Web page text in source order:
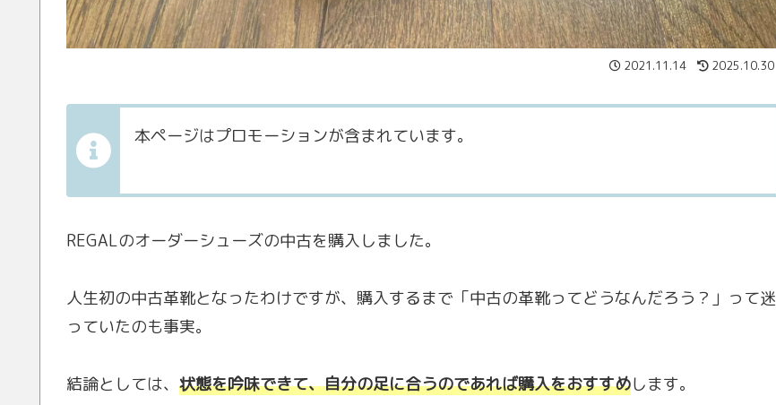
2021.11.14 2025.10.30
本ページはプロモーションが含まれています。
REGALのオーダーシューズの中古を購入しました。
人生初の中古革靴となったわけですが、購入するまで「中古の革靴ってどうなんだろう？」って迷
っていたのも事実。
結論としては、 状態を吟味できて、自分の足に合うのであれば購入をおすすめします。